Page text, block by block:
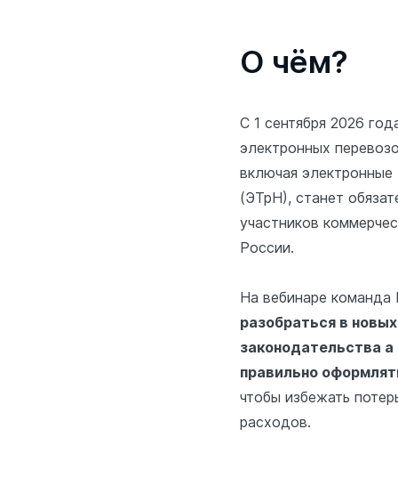
О чём?
С 1 сентября 2026
электронных
включая
(ЭТрН),станет
участников
России.
На вебинаре
разобраться в
законодательства
правильно
чтобы избежать
расходов.